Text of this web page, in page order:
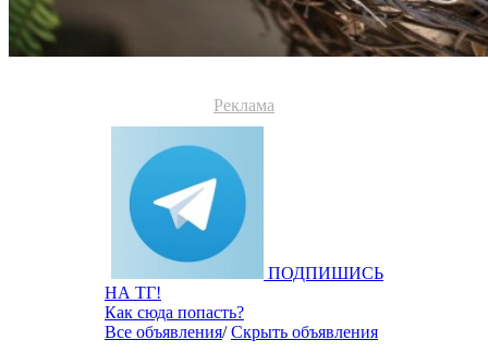
Реклама
ПОДПИШИСЬ
НА ТГ!
Как сюда попасть?
Все объявления/Скрыть объявления